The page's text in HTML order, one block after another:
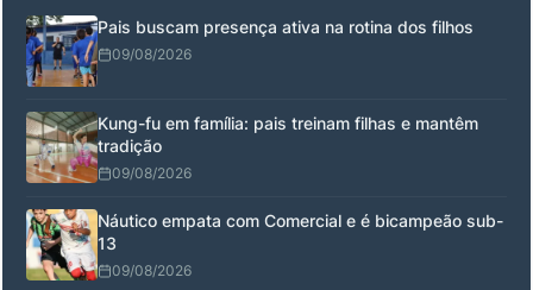
Pais buscam presença ativa na rotina dos filhos
09/08/2026
Kung-fu em família: pais treinam filhas e mantêm
tradição
09/08/2026
Náutico empata com Comercial e é bicampeão sub-
13
09/08/2026